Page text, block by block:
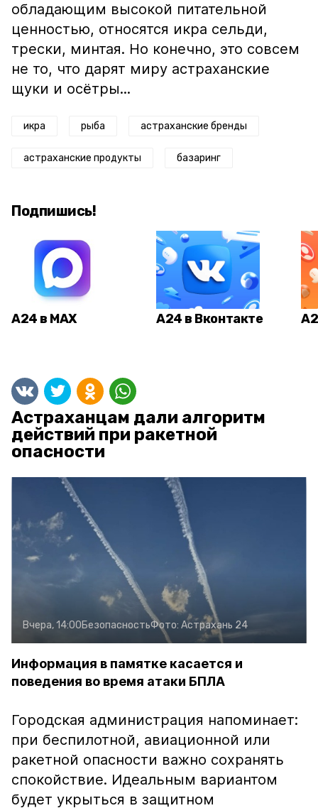
обладающим высокой питательной
ценностью, относятся икра сельди,
трески, минтая. Но конечно, это совсем
не то, что дарят миру астраханские
щуки и осётры...
икра рыба астраханские бренды
астраханские продукты базаринг
Подпишись!
А24 в MAX А24 в Вконтакте
Астраханцам дали алгоритм
действий при ракетной
опасности
Вчера, 14:00БезопасностьФото: Астрахань 24
Информация в памятке касается и
поведения во время атаки БПЛА
Городская администрация напоминает:
при беспилотной, авиационной или
ракетной опасности важно сохранять
спокойствие. Идеальным вариантом
будет укрыться в защитном